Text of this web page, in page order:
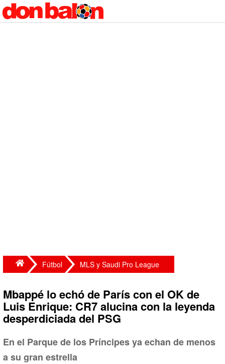
Fútbol MLS y Saudi Pro League
Mbappé lo echó de París con el OK de
Luis Enrique: CR7 alucina con la leyenda
desperdiciada del PSG
En el Parque de los Príncipes ya echan de menos
a su gran estrella